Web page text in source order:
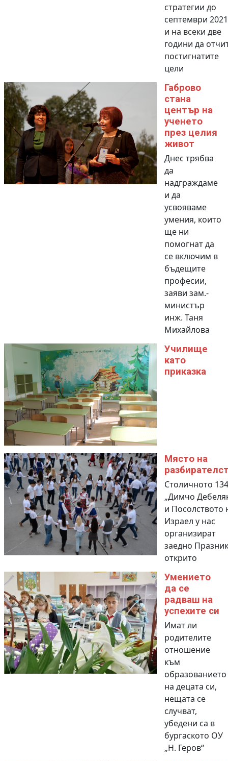
стратегии до
септември 2021
и на всеки две
години да
постигнатите
цели
Габрово
стана
център на
ученето
през целия
живот
Днес трябва
да
надграждаме
и да
усвояваме
умения, които
ще ни
помогнат да
се включим в
бъдещите
професии,
заяви зам.-
министър
инж. Таня
Михайлова
Училище
като
приказка
Място на
Столичното
„Димчо
и Посолството
Израел у нас
организират
заедно
открито
Умението
да се
радваш на
успехите си
Имат ли
родителите
отношение
към
образованието
на децата си,
нещата се
случват,
убедени са в
бургаското ОУ
„Н. Геров“